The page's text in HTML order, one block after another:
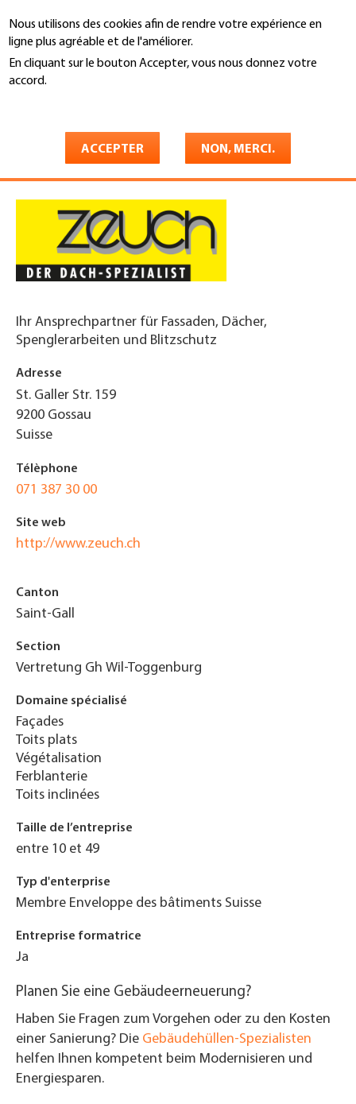
Nous utilisons des cookies afin de rendre votre expérience en
ligne plus agréable et de l'améliorer.
En cliquant sur le bouton Accepter, vous nous donnez votre
accord.
ACCEPTER NON, MERCI.
au
contenu
principal
Recherche
You
Bedachungen
Ihr Ansprechpartner für Fassaden, Dächer,
Spenglerarbeiten und Blitzschutz
Adresse
St. Galler Str. 159
9200 Gossau
Suisse
Télèphone
071 387 30 00
Site web
http://www.zeuch.ch
Canton
Saint-Gall
Section
Vertretung Gh Wil-Toggenburg
Domaine spécialisé
Façades
Toits plats
Végétalisation
Ferblanterie
Toits inclinées
Taille de l’entreprise
entre 10 et 49
Typ d'enterprise
Membre Enveloppe des bâtiments Suisse
Entreprise formatrice
Ja
Planen Sie eine Gebäudeerneuerung?
Haben Sie Fragen zum Vorgehen oder zu den Kosten
einer Sanierung? Die Gebäudehüllen-Spezialisten
helfen Ihnen kompetent beim Modernisieren und
Energiesparen.